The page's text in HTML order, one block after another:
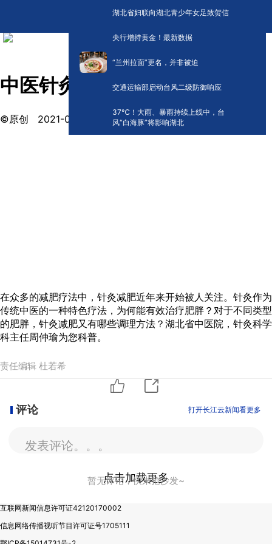
湖北省妇联向湖北青少年女足致贺信
央行增持黄金！最新数据
“兰州拉面”更名，并非被迫
交通运输部启动台风二级防御响应
​37℃！大雨、暴雨持续上线中，台
风“白海豚”将影响湖北
中医针灸巧瘦身
©原创 2021-03-03 08:43
在众多的减肥疗法中，针灸减肥近年来开始被人关注。针灸作为
传统中医的一种特色疗法，为何能有效治疗肥胖？对于不同类型
的肥胖，针灸减肥又有哪些调理方法？湖北省中医院，针灸科学
科主任周仲瑜为您科普。
责任编辑 杜若希
评论 打开长江云新闻看更多
发表评论。。。
暂无评论，快来抢沙发~
点击加载更多
互联网新闻信息许可证42120170002
信息网络传播视听节目许可证号1705111